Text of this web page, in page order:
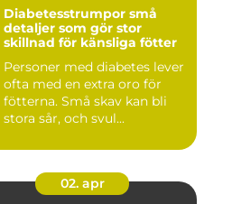
Diabetesstrumpor små
detaljer som gör stor
skillnad för känsliga fötter
Personer med diabetes lever
ofta med en extra oro för
fötterna. Små skav kan bli
stora sår, och svul...
02. apr